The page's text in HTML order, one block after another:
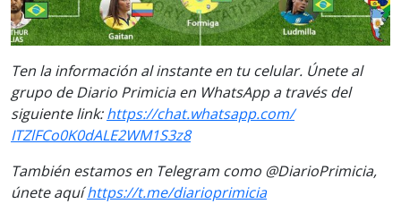
Ten la información al instante en tu celular. Únete al
grupo de Diario Primicia en WhatsApp a través del
siguiente link:https://chat.whatsapp.com/
ITZlFCo0K0dALE2WM1S3z8
También estamos en Telegram como @DiarioPrimicia,
únete aquíhttps://t.me/diarioprimicia